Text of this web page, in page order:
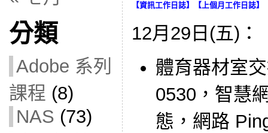
分類
Adobe 系列
課程 (8)
NAS (73)
【資訊工作日誌】【 上個月工作日誌】
12月29日(五)：
體育器材室
0530，智慧
態，網路